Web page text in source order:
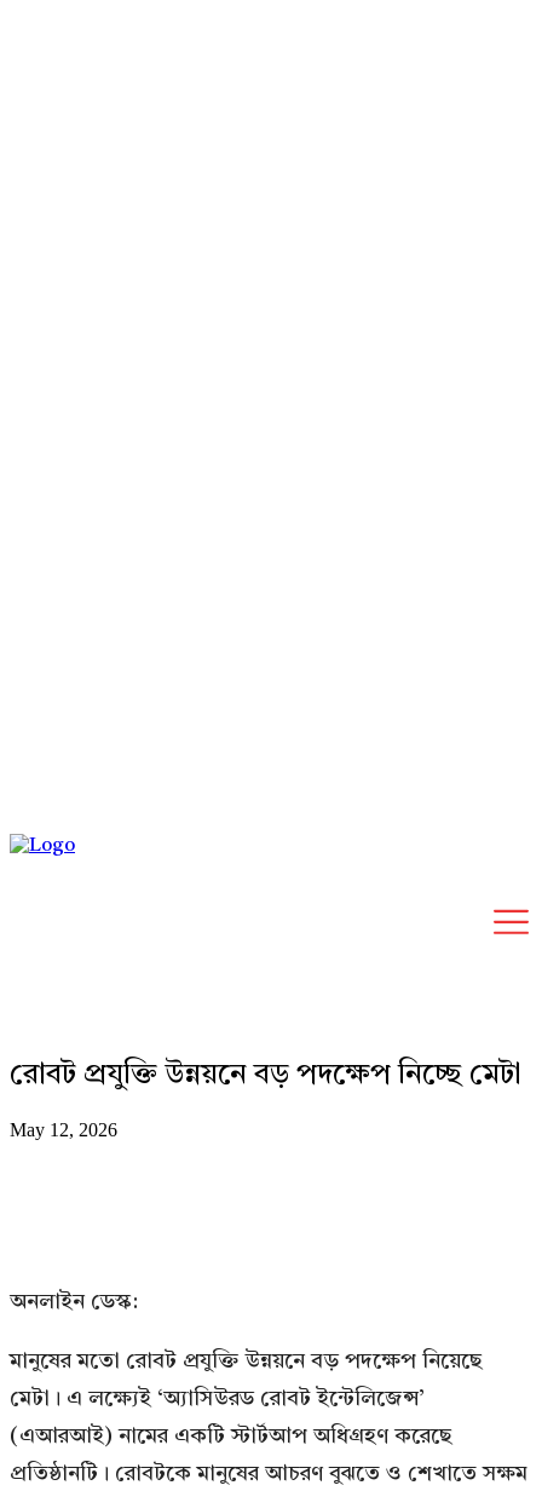
রোবট প্রযুক্তি উন্নয়নে বড় পদক্ষেপ নিচ্ছে মেটা
May 12, 2026
অনলাইন ডেস্ক:
মানুষের মতো রোবট প্রযুক্তি উন্নয়নে বড় পদক্ষেপ নিয়েছে
মেটা। এ লক্ষ্যেই ‘অ্যাসিউরড রোবট ইন্টেলিজেন্স’
(এআরআই) নামের একটি স্টার্টআপ অধিগ্রহণ করেছে
প্রতিষ্ঠানটি। রোবটকে মানুষের আচরণ বুঝতে ও শেখাতে সক্ষম